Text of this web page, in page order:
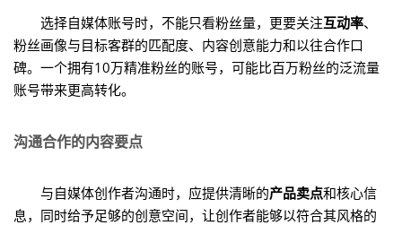
选择自媒体账号时，不能只看粉丝量，更要关注互动率、
粉丝画像与目标客群的匹配度、内容创意能力和以往合作口
碑。一个拥有10万精准粉丝的账号，可能比百万粉丝的泛流量
账号带来更高转化。
沟通合作的内容要点
与自媒体创作者沟通时，应提供清晰的产品卖点和核心信
息，同时给予足够的创意空间，让创作者能够以符合其风格的